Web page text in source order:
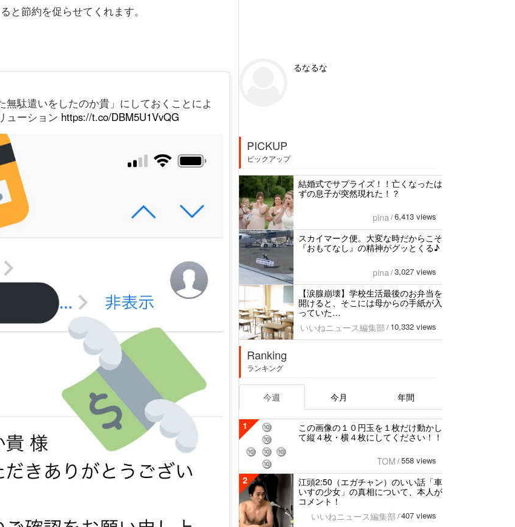
と節約を促らせてくれます。
駄遣いをしたのか貴」にしておくことによ
ューション https://t.co/DBM5U1VvQG
るなるな
PICKUP
ピックアップ
結婚式でサプライズ！！亡くなったは
ずの息子が突然現れた！？
pina / 6,413 views
スカイマーク便。大変な時だからこそ
『おもてなし』の精神がグッとくる♪
pina / 3,027 views
【涙腺崩壊】学校生活最後のお弁当を
開けると、そこには母からの手紙が入
っていた…
いいねニュース編集部 / 10,332 views
Ranking
ランキング
今週 今月 年間
1
この画像の１０円玉を１枚だけ動かし
て縦４枚・横４枚にしてください！！
TOM / 558 views
2
江頭2:50（エガチャン）のいい話「車
いすの少女」の真相について、本人が
コメント！
いいねニュース編集部 / 407 views